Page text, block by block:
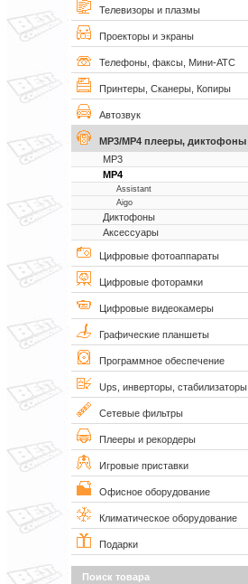
Телевизоры и плазмы
Проекторы и экраны
Телефоны, факсы, Мини-АТС
Принтеры, Сканеры, Копиры
Автозвук
MP3/MP4 плееры, диктофоны
MP3
MP4
Assistant
Aigo
Диктофоны
Аксессуары
Цифровые фотоаппараты
Цифровые фоторамки
Цифровые видеокамеры
Графические планшеты
Программное обеспечение
Ups, инверторы, стабилизаторы
Сетевые фильтры
Плееры и рекордеры
Игровые приставки
Офисное оборудование
Климатическое оборудование
Подарки
Поиск товара